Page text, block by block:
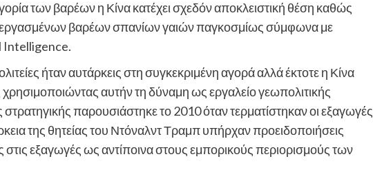
των βαρέων η Κίνα κατέχει σχεδόν αποκλειστική θέση καθώς
βαρέων σπανίων γαιών παγκοσμίως σύμφωνα με
Intelligence.
ήταν αυτάρκεις στη συγκεκριμένη αγορά αλλά έκτοτε η Κίνα
χρησιμοποιώντας αυτήν τη δύναμη ως εργαλείο γεωπολιτικής
παρουσιάστηκε το 2010 όταν τερματίστηκαν οι εξαγωγές
της θητείας του Ντόναλντ Τραμπ υπήρχαν προειδοποιήσεις
στις εξαγωγές ως αντίποινα στους εμπορικούς περιορισμούς των